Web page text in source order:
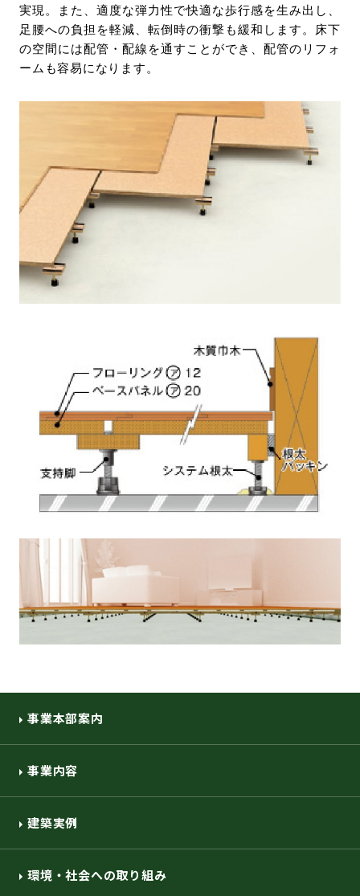
実現。また、適度な弾力性で快適な歩行感を生み出し、
足腰への負担を軽減、転倒時の衝撃も緩和します。床下
の空間には配管・配線を通すことができ、配管のリフォ
ームも容易になります。
事業本部案内
事業内容
建築実例
環境・社会への取り組み